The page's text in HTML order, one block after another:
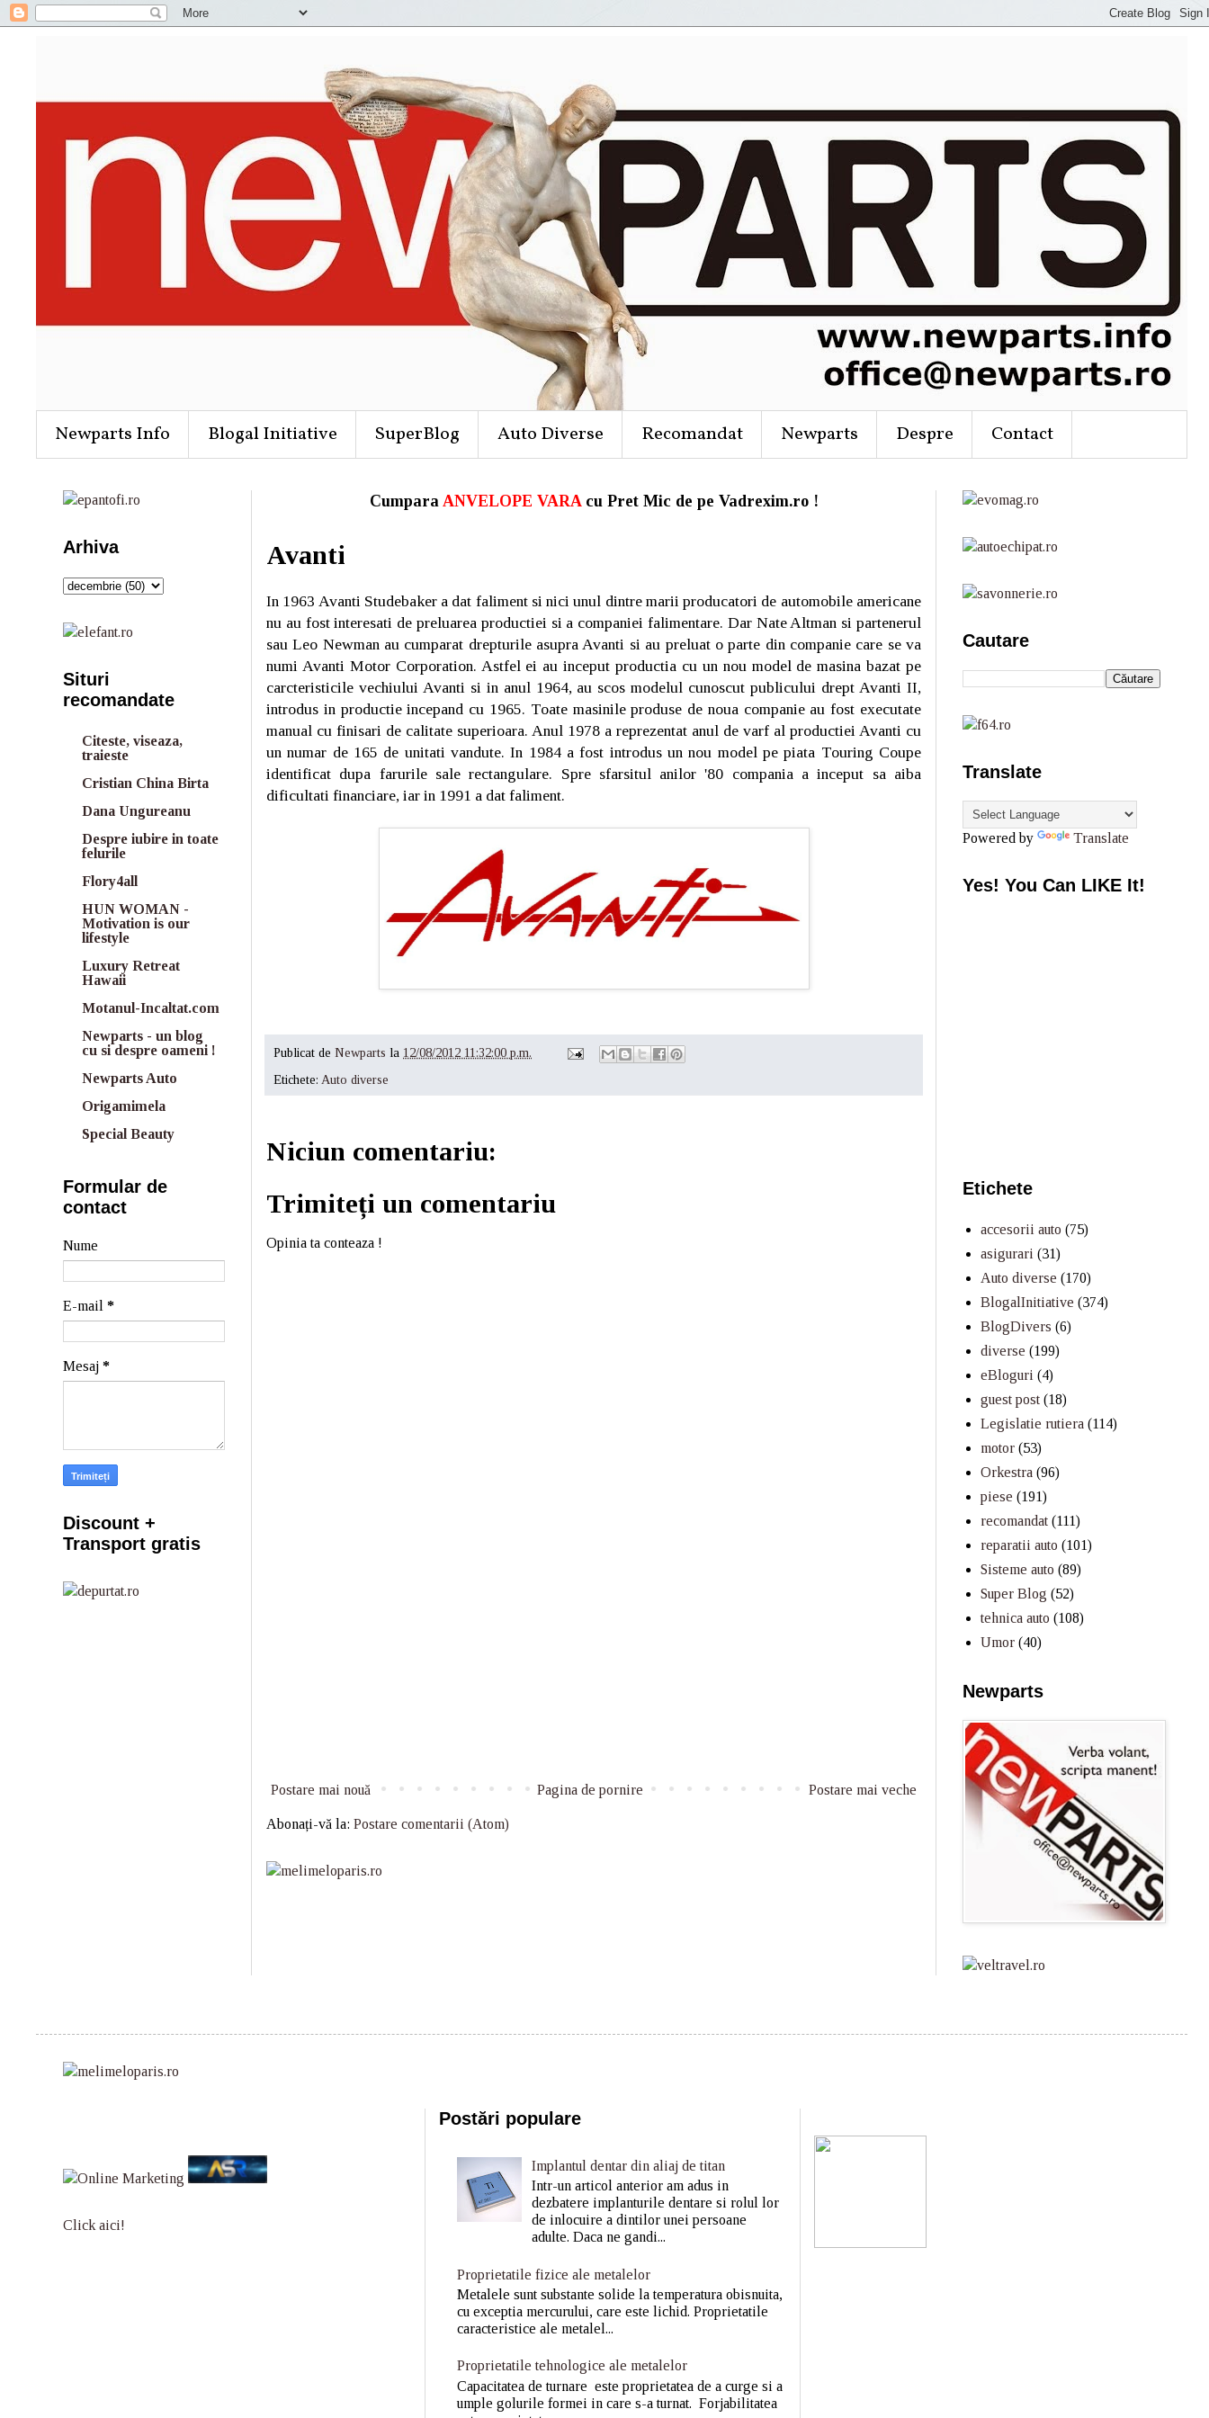
Newparts Info Blogal Initiative SuperBlog Auto Diverse Recomandat Newparts Despre Contact
Cumpara ANVELOPE VARAcu Pret Mic de pe Vadrexim.ro !
Avanti
In 1963 Avanti Studebaker a dat faliment si nici unul dintre marii producatori de automobile americane
nu au fost interesati de preluarea productiei si a companiei falimentare. Dar Nate Altman si partenerul
sau Leo Newman au cumparat drepturile asupra Avanti si au preluat o parte din companie care se va
numi Avanti Motor Corporation. Astfel ei au inceput productia cu un nou model de masina bazat pe
carcteristicile vechiului Avanti si in anul 1964, au scos modelul cunoscut publicului drept Avanti II,
introdus in productie incepand cu 1965. Toate masinile produse de noua companie au fost executate
manual cu finisari de calitate superioara. Anul 1978 a reprezentat anul de varf al productiei Avanti cu
un numar de 165 de unitati vandute. In 1984 a fost introdus un nou model pe piata Touring Coupe
identificat dupa farurile sale rectangulare. Spre sfarsitul anilor '80 compania a inceput sa aiba
dificultati financiare, iar in 1991 a dat faliment.
Publicat de Newparts la 12/08/2012 11:32:00 p.m.
Etichete: Auto diverse
Niciun comentariu:
Trimiteți un comentariu
Opinia ta conteaza !
Postare mai nouă Postare mai veche
Pagina de pornire
Abonați-vă la: Postare comentarii (Atom)
Arhiva
Situri
recomandate
Citeste, viseaza,
traieste
Cristian China Birta
Dana Ungureanu
Despre iubire in toate
felurile
Flory4all
HUN WOMAN -
Motivation is our
lifestyle
Luxury Retreat
Hawaii
Motanul-Incaltat.com
Newparts - un blog
cu si despre oameni !
Newparts Auto
Origamimela
Special Beauty
Formular de
contact
Nume
E-mail *
Mesaj *
Discount +
Transport gratis
Cautare
Translate
Powered by Translate
Yes! You Can LIKE It!
Etichete
accesorii auto (75)
asigurari (31)
Auto diverse (170)
BlogalInitiative (374)
BlogDivers (6)
diverse (199)
eBloguri (4)
guest post (18)
Legislatie rutiera (114)
motor (53)
Orkestra (96)
piese (191)
recomandat (111)
reparatii auto (101)
Sisteme auto (89)
Super Blog (52)
tehnica auto (108)
Umor (40)
Newparts
Click aici!
Postări populare
Implantul dentar din aliaj de titan
Intr-un articol anterior am adus in
dezbatere implanturile dentare si rolul lor
de inlocuire a dintilor unei persoane
adulte. Daca ne gandi...
Proprietatile fizice ale metalelor
Metalele sunt substante solide la temperatura obisnuita,
cu exceptia mercurului, care este lichid. Proprietatile
caracteristice ale metalel...
Proprietatile tehnologice ale metalelor
Capacitatea de turnare este proprietatea de a curge si a
umple golurile formei in care s-a turnat. Forjabilitatea